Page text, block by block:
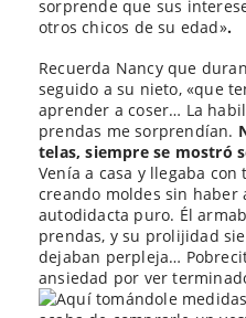
sorprende que sus
otros chicos de su edad».
Recuerda Nancy que
seguido a su nieto, «que
aprender a coser… La
prendas me sorprendían.
telas, siempre se mostró
Venía a casa y llegaba con
creando moldes sin haber
autodidacta puro. Él
prendas, y su prolijidad
dejaban perpleja…
ansiedad por ver